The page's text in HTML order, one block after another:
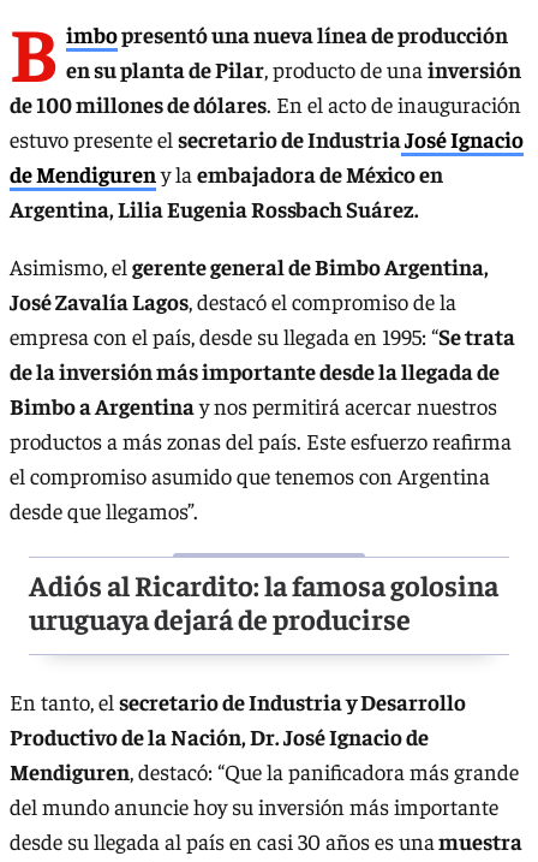
B imbopresentó una nueva línea de producción
en su planta de Pilar, producto de una inversión
de 100 millones de dólares. En el acto de inauguración
estuvo presente el secretario de IndustriaJosé Ignacio
de Mendigureny la embajadora de México en
Argentina, Lilia Eugenia Rossbach Suárez.
Asimismo, el gerente general de Bimbo Argentina,
José Zavalía Lagos, destacó el compromiso de la
empresa con el país, desde su llegada en 1995: “Se trata
de la inversión más importante desde la llegada de
Bimbo a Argentinay nos permitirá acercar nuestros
productos a más zonas del país. Este esfuerzo reafirma
el compromiso asumido que tenemos con Argentina
desde que llegamos”.
Adiós al Ricardito: la famosa golosina
uruguaya dejará de producirse
En tanto, el secretario de Industria y Desarrollo
Productivo de la Nación, Dr. José Ignacio de
Mendiguren, destacó: “Que la panificadora más grande
del mundo anuncie hoy su inversión más importante
desde su llegada al país en casi 30 años es unamuestra